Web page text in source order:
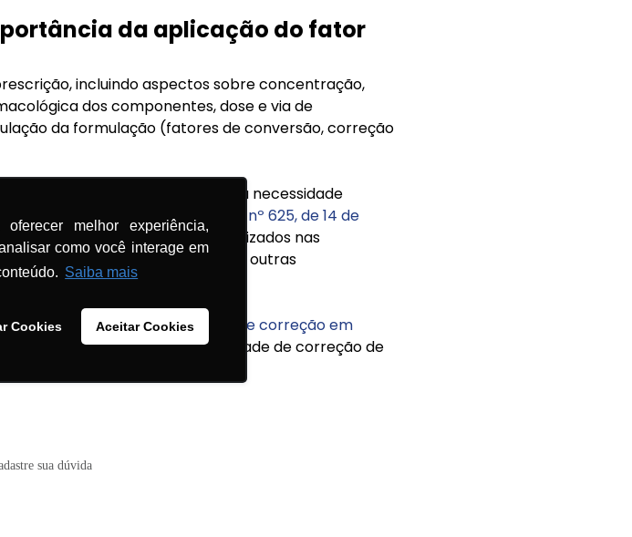
melhor experiência,
como você interage em
Saiba mais
Cookies Aceitar Cookies
da aplicação do fator
incluindo aspectos sobre concentração,
dos componentes, dose e via de
da formulação (fatores de conversão, correção
a ser aplicado conforme a necessidade
definida pela Resolução
CFF nº 625, de 14 de
de correções em insumos utilizados nas
e âmbito do farmacêutico e dá outras
da aplicação do fator de correção em
e quando calcular a necessidade de correção de
sua dúvida